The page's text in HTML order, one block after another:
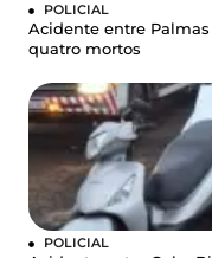
POLICIAL
Acidente entre
quatro mortos
POLICIAL